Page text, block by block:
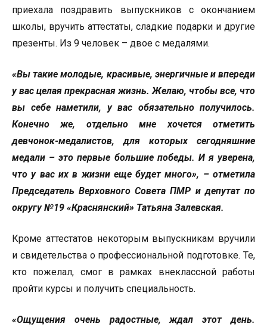
приехала поздравить выпускников с окончанием
школы, вручить аттестаты, сладкие подарки и другие
презенты. Из 9 человек – двое с медалями.
«Вы такие молодые, красивые, энергичные и впереди
у вас целая прекрасная жизнь. Желаю, чтобы все, что
вы себе наметили, у вас обязательно получилось.
Конечно же, отдельно мне хочется отметить
девчонок-медалистов, для которых сегодняшние
медали – это первые большие победы. И я уверена,
что у вас их в жизни еще будет много», – отметила
Председатель Верховного Совета ПМР и депутат по
округу №19 «Краснянский» Татьяна Залевская.
Кроме аттестатов некоторым выпускникам вручили
и свидетельства о профессиональной подготовке. Те,
кто пожелал, смог в рамках внеклассной работы
пройти курсы и получить специальность.
«Ощущения очень радостные, ждал этот день.